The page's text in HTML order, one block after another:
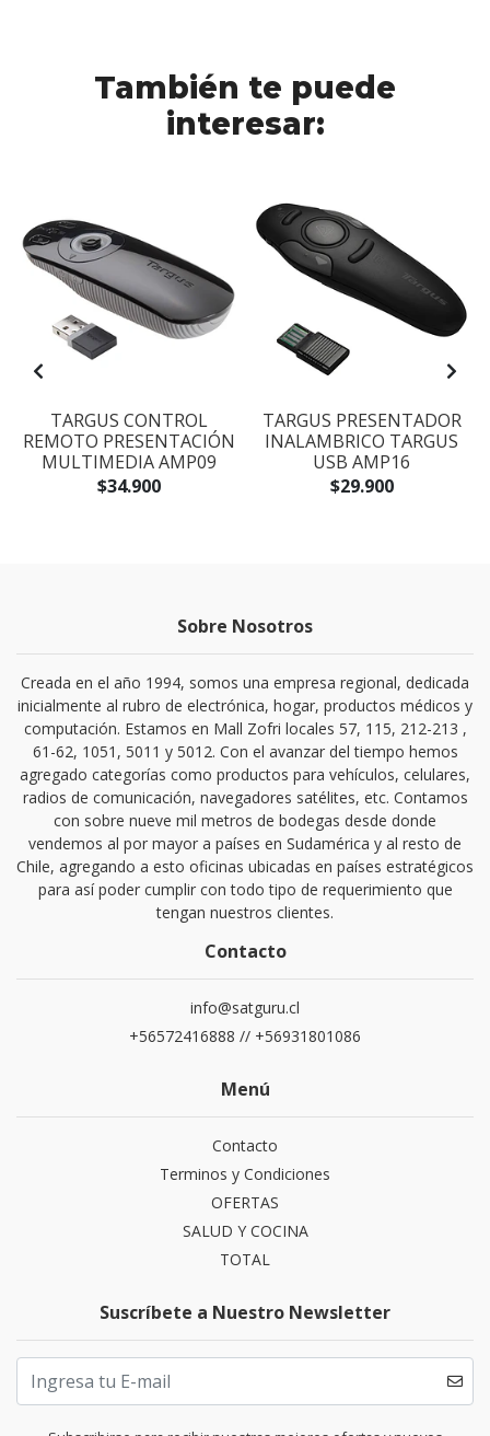
También te puede
interesar:
TARGUS CONTROL
REMOTO PRESENTACIÓN
MULTIMEDIA AMP09
$34.900
TARGUS PRESENTADOR
INALAMBRICO TARGUS
USB AMP16
$29.900
Sobre Nosotros
Creada en el año 1994, somos una empresa regional, dedicada
inicialmente al rubro de electrónica, hogar, productos médicos y
computación. Estamos en Mall Zofri locales 57, 115, 212-213 ,
61-62, 1051, 5011 y 5012. Con el avanzar del tiempo hemos
agregado categorías como productos para vehículos, celulares,
radios de comunicación, navegadores satélites, etc. Contamos
con sobre nueve mil metros de bodegas desde donde
vendemos al por mayor a países en Sudamérica y al resto de
Chile, agregando a esto oficinas ubicadas en países estratégicos
para así poder cumplir con todo tipo de requerimiento que
tengan nuestros clientes.
Contacto
info@satguru.cl
+56572416888 // +56931801086
Menú
Contacto
Terminos y Condiciones
OFERTAS
SALUD Y COCINA
TOTAL
Suscríbete a Nuestro Newsletter